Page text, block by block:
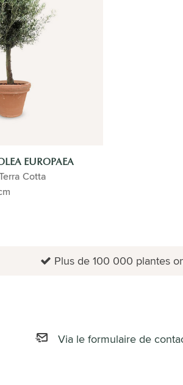
EUROPAEA
Cotta
Plus de 100 000 plantes
Via le formulaire de